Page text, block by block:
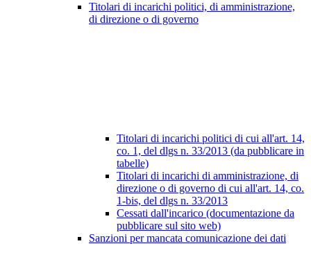
Titolari di incarichi politici, di amministrazione,
di direzione o di governo
Titolari di incarichi politici di cui all'art. 14,
co. 1, del dlgs n. 33/2013 (da pubblicare in
tabelle)
Titolari di incarichi di amministrazione, di
direzione o di governo di cui all'art. 14, co.
1-bis, del dlgs n. 33/2013
Cessati dall'incarico (documentazione da
pubblicare sul sito web)
Sanzioni per mancata comunicazione dei dati